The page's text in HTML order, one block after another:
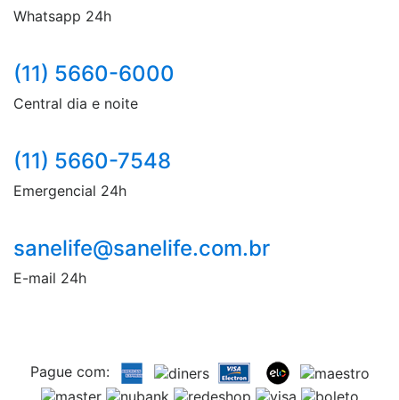
Whatsapp 24h
(11) 5660-6000
Central dia e noite
(11) 5660-7548
Emergencial 24h
sanelife@sanelife.com.br
E-mail 24h
Pague com: